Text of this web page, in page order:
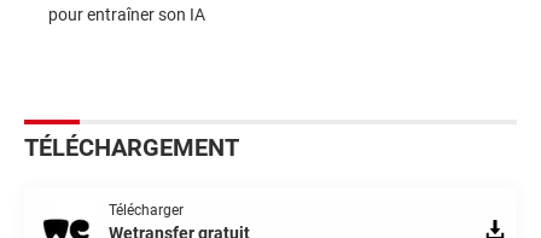
pour entraîner son IA
TÉLÉCHARGEMENT
Télécharger
Wetransfer gratuit